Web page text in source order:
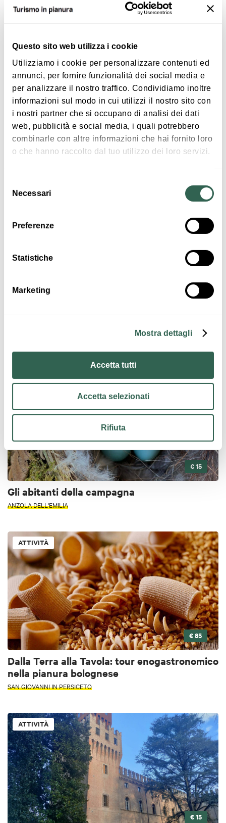
Questo sito web utilizza i cookie
Utilizziamo i cookie per personalizzare contenuti ed
annunci, per fornire funzionalità dei social media e
per analizzare il nostro traffico. Condividiamo inoltre
informazioni sul modo in cui utilizzi il nostro sito con
i nostri partner che si occupano di analisi dei dati
web, pubblicità e social media, i quali potrebbero
combinarle con altre informazioni che hai fornito loro
o che hanno raccolto dal tuo utilizzo dei loro servizi.
delNecessari
Preferenze
Statistiche
Marketing
Mostra dettagli
Accetta tutti
Accetta selezionati
Rifiuta
€ 17
Viaggio nella storia del genio automobilistico
di Ferruccio Lamborghini
€ 15
€ 15
Gli abitanti della campagna
ANZOLA DELL'EMILIA
ATTIVITÀ
€ 85
Dalla Terra alla Tavola: tour enogastronomico
nella pianura bolognese
SAN GIOVANNI IN PERSICETO
ATTIVITÀ
€ 15